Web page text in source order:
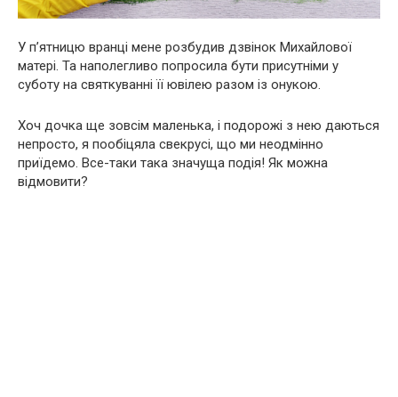
У п’ятницю вранці мене розбудив дзвінок Михайлової
матері. Та наполегливо попросила бути присутніми у
суботу на святкуванні її ювілею разом із онукою.
Хоч дочка ще зовсім маленька, і подорожі з нею даються
непросто, я пообіцяла свекрусі, що ми неодмінно
приїдемо. Все-таки така значуща подія! Як можна
відмовити?